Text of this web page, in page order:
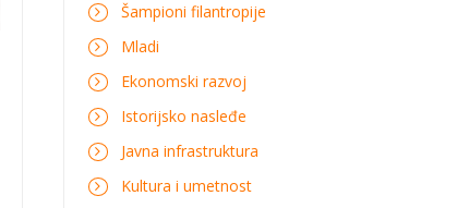
Šampioni filantropije
Mladi
Ekonomski razvoj
Istorijsko nasleđe
Javna infrastruktura
Kultura i umetnost